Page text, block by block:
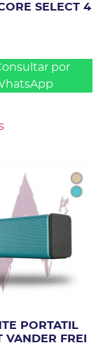
SELECT 4
por
PORTATIL
VANDER FREI